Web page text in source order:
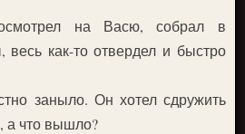
на Васю, собрал в
как-то отвердел и быстро
заныло. Он хотел сдружить
а что вышло?